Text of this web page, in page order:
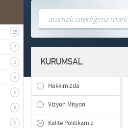
KURUMSAL
Hakkımızda
Vizyon Misyon
Kalite Politikamız
15
7
2
8
0
6
0